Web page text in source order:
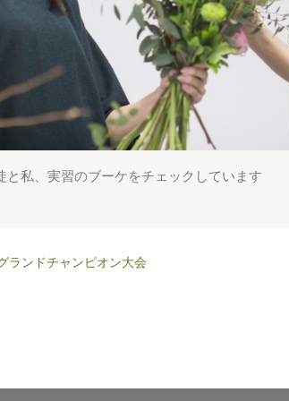
と私、実習のブーケをチェックしています
ランドチャンピオン大会